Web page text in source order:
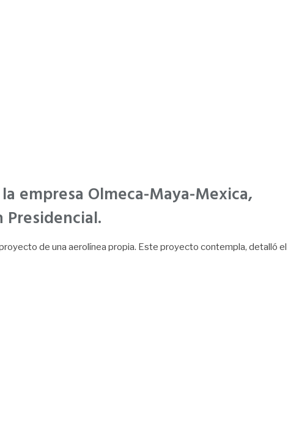
empresa Olmeca-Maya-Mexica,
de una aerolínea propia. Este proyecto contempla, detalló el